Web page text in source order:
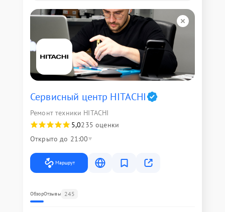
Сервисный центр HITACHI
Ремонт техники HITACHI
5,0235 оценки
Открыто до 21:00
Маршрут
ОбзорОтзывы 245